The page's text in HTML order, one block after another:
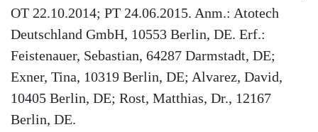
OT 22.10.2014; PT 24.06.2015. Anm.: Atotech
Deutschland GmbH, 10553 Berlin, DE. Erf.:
Feistenauer, Sebastian, 64287 Darmstadt, DE;
Exner, Tina, 10319 Berlin, DE; Alvarez, David,
10405 Berlin, DE; Rost, Matthias, Dr., 12167
Berlin, DE.